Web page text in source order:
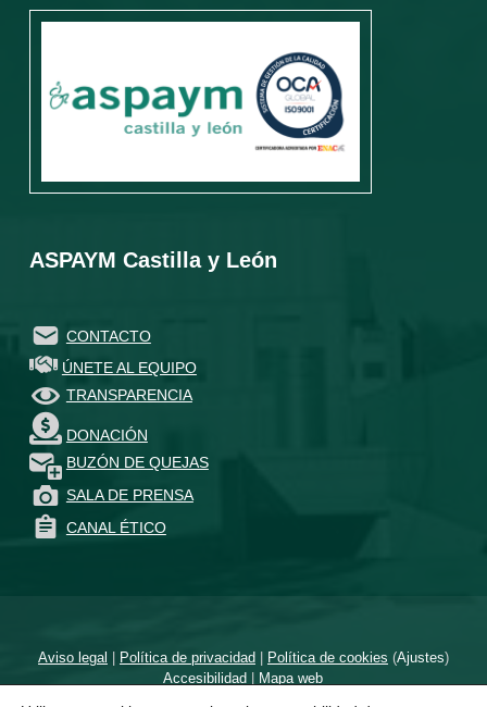
ASPAYM Castilla y León
CONTACTO
ÚNETE AL EQUIPO
TRANSPARENCIA
DONACIÓN
BUZÓN DE QUEJAS
SALA DE PRENSA
CANAL ÉTICO
Aviso legal | Política de privacidad| Política de cookies (Ajustes)
Accesibilidad | Mapa web